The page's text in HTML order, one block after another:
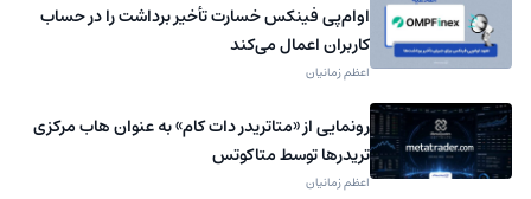
اوام‌پی فینکس خسارت تأخیر برداشت را در حساب
کاربران اعمال می‌کند
اعظم زمانیان
رونمایی از «متاتریدر دات کام» به عنوان هاب مرکزی
تریدرها توسط متاکوتس
اعظم زمانیان